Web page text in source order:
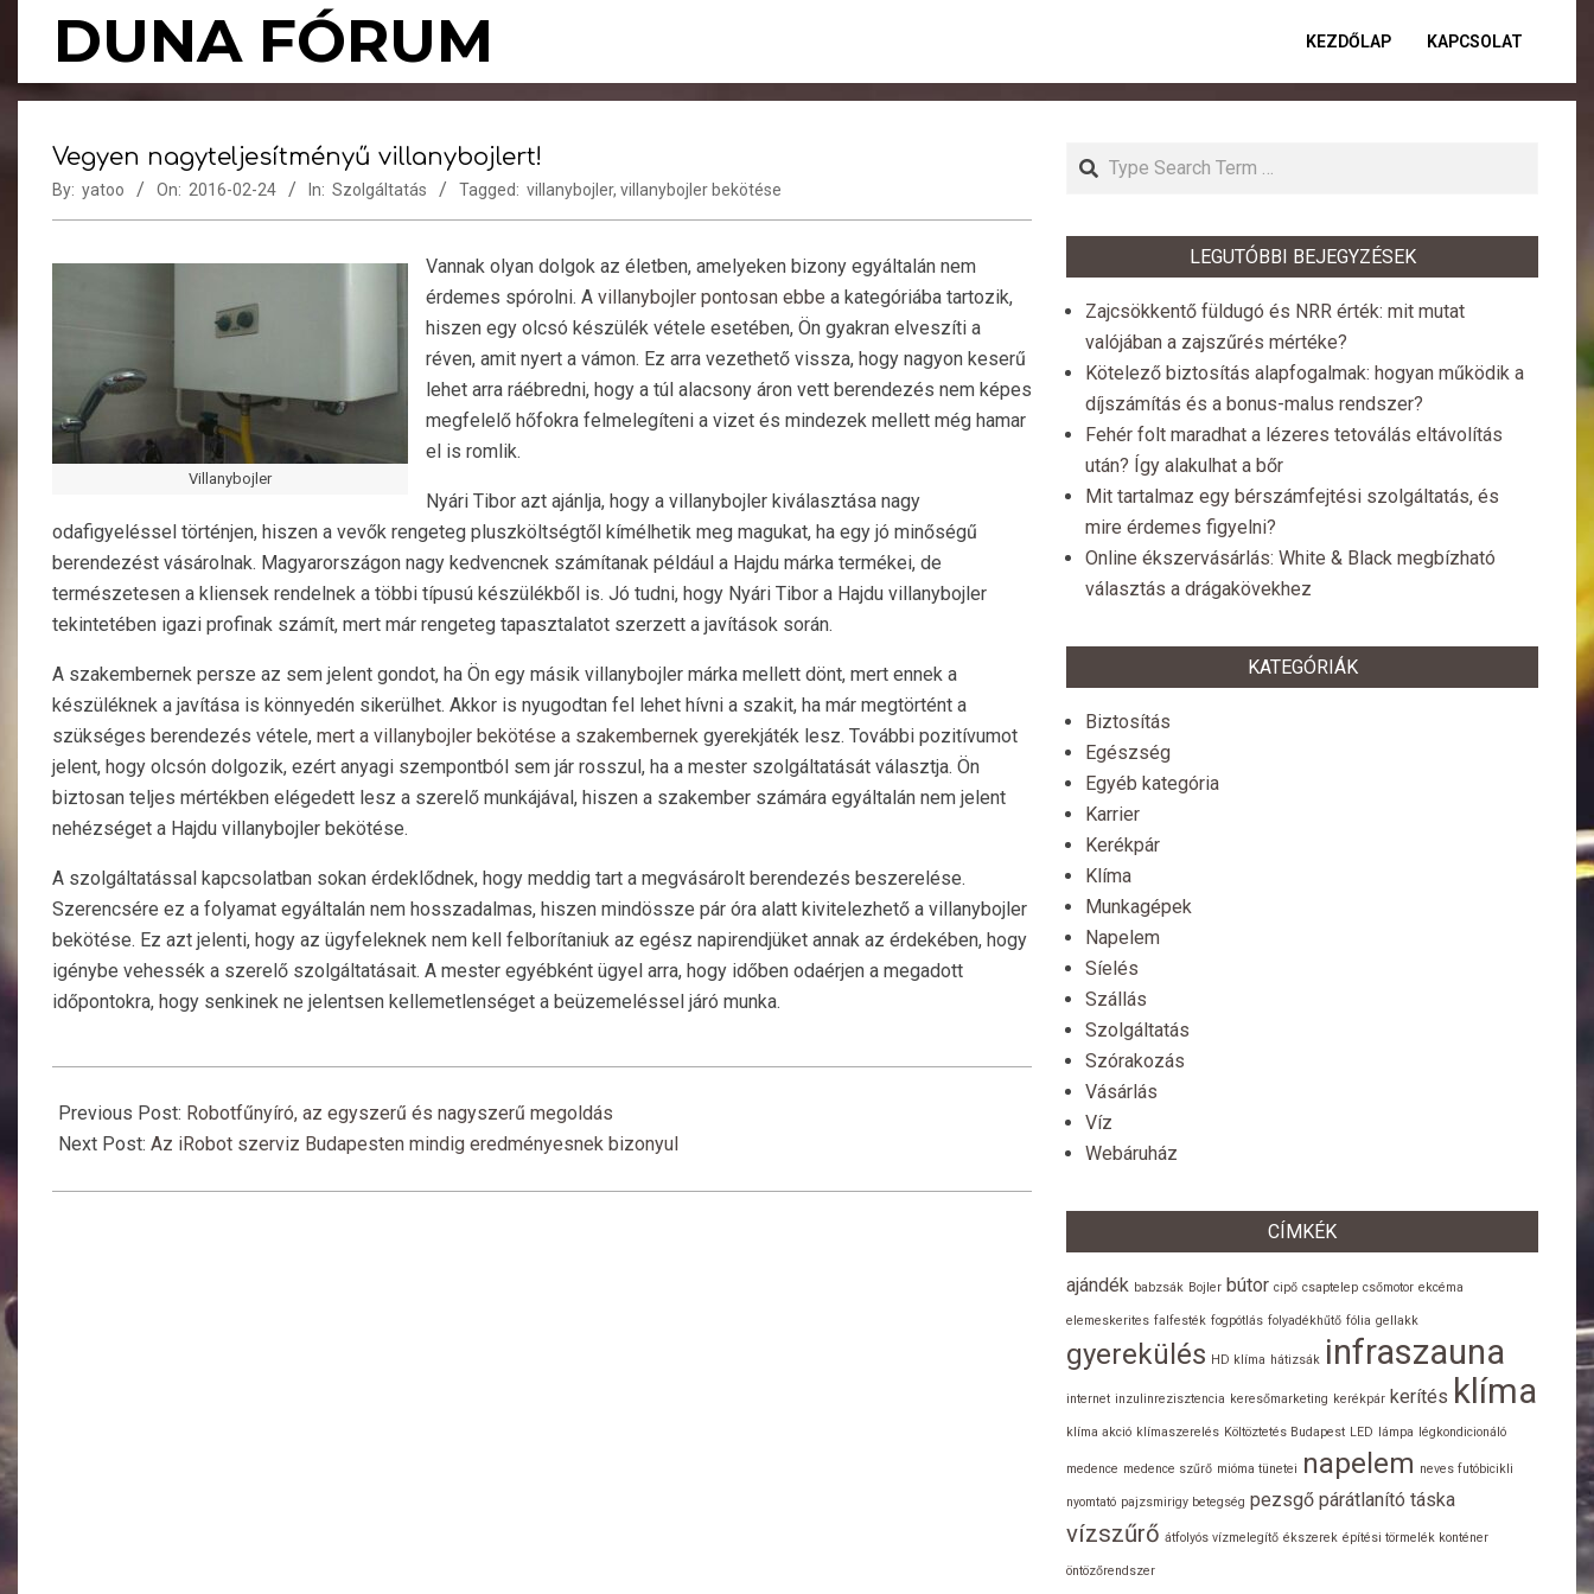
DUNA FÓRUM KEZDŐLAP KAPCSOLAT
Vegyen nagyteljesítményű villanybojlert!
By: yatoo On: 2016-02-24 In: Szolgáltatás Tagged: villanybojler, villanybojler bekötése
Villanybojler
Vannak olyan dolgok az életben, amelyeken bizony egyáltalán nem
érdemes spórolni. A villanybojler pontosan ebbe a kategóriába tartozik,
hiszen egy olcsó készülék vétele esetében, Ön gyakran elveszíti a
réven, amit nyert a vámon. Ez arra vezethető vissza, hogy nagyon keserű
lehet arra ráébredni, hogy a túl alacsony áron vett berendezés nem képes
megfelelő hőfokra felmelegíteni a vizet és mindezek mellett még hamar
el is romlik.
Nyári Tibor azt ajánlja, hogy a villanybojler kiválasztása nagy
odafigyeléssel történjen, hiszen a vevők rengeteg pluszköltségtől kímélhetik meg magukat, ha egy jó minőségű
berendezést vásárolnak. Magyarországon nagy kedvencnek számítanak például a Hajdu márka termékei, de
természetesen a kliensek rendelnek a többi típusú készülékből is. Jó tudni, hogy Nyári Tibor a Hajdu villanybojler
tekintetében igazi profinak számít, mert már rengeteg tapasztalatot szerzett a javítások során.
A szakembernek persze az sem jelent gondot, ha Ön egy másik villanybojler márka mellett dönt, mert ennek a
készüléknek a javítása is könnyedén sikerülhet. Akkor is nyugodtan fel lehet hívni a szakit, ha már megtörtént a
szükséges berendezés vétele, mert a villanybojler bekötése a szakembernek gyerekjáték lesz. További pozitívumot
jelent, hogy olcsón dolgozik, ezért anyagi szempontból sem jár rosszul, ha a mester szolgáltatását választja. Ön
biztosan teljes mértékben elégedett lesz a szerelő munkájával, hiszen a szakember számára egyáltalán nem jelent
nehézséget a Hajdu villanybojler bekötése.
A szolgáltatással kapcsolatban sokan érdeklődnek, hogy meddig tart a megvásárolt berendezés beszerelése.
Szerencsére ez a folyamat egyáltalán nem hosszadalmas, hiszen mindössze pár óra alatt kivitelezhető a villanybojler
bekötése. Ez azt jelenti, hogy az ügyfeleknek nem kell felborítaniuk az egész napirendjüket annak az érdekében, hogy
igénybe vehessék a szerelő szolgáltatásait. A mester egyébként ügyel arra, hogy időben odaérjen a megadott
időpontokra, hogy senkinek ne jelentsen kellemetlenséget a beüzemeléssel járó munka.
02-
24
Previous Post: Robotfűnyíró, az egyszerű és nagyszerű megoldás
Next Post: Az iRobot szerviz Budapesten mindig eredményesnek bizonyul
Search
LEGUTÓBBI BEJEGYZÉSEK
Zajcsökkentő füldugó és NRR érték: mit mutat
valójában a zajszűrés mértéke?
Kötelező biztosítás alapfogalmak: hogyan működik a
díjszámítás és a bonus-malus rendszer?
Fehér folt maradhat a lézeres tetoválás eltávolítás
után? Így alakulhat a bőr
Mit tartalmaz egy bérszámfejtési szolgáltatás, és
mire érdemes figyelni?
Online ékszervásárlás: White & Black megbízható
választás a drágakövekhez
KATEGÓRIÁK
Biztosítás
Egészség
Egyéb kategória
Karrier
Kerékpár
Klíma
Munkagépek
Napelem
Síelés
Szállás
Szolgáltatás
Szórakozás
Vásárlás
Víz
Webáruház
CÍMKÉK
ajándék babzsák Bojler bútor cipő csaptelep csőmotor ekcéma
elemeskerites falfesték fogpótlás folyadékhűtő fólia gellakk
gyerekülés HD klíma hátizsák infraszauna
internet inzulinrezisztencia keresőmarketing kerékpár kerítés klíma
klíma akció klímaszerelés Költöztetés Budapest LED lámpa légkondicionáló
medence medence szűrő mióma tünetei napelem neves futóbicikli
nyomtató pajzsmirigy betegség pezsgő párátlanító táska
vízszűrő átfolyós vízmelegítő ékszerek építési törmelék konténer
öntözőrendszer